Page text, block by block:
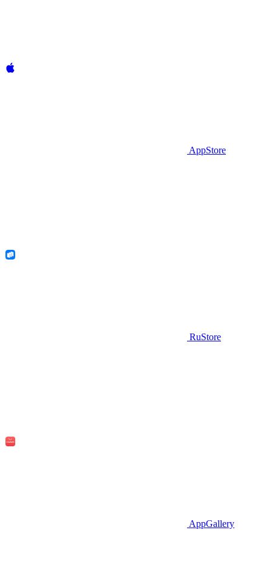
AppStore
RuStore
AppGallery